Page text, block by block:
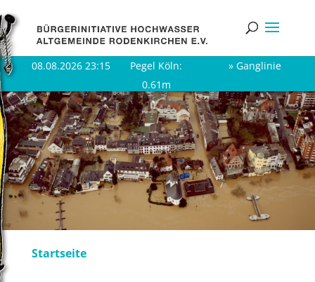
08.08.2026 23:15
Pegel Köln:
0.61m
» Gang­li­nie
Start­sei­te